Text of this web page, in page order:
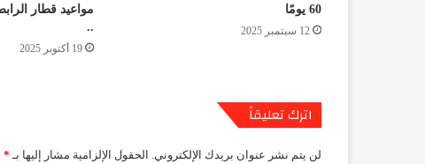
60 يومًا
12 سبتمبر 2025
مواعيد قطار
..
19 أكتوبر 2025
اترك تعليقاً
لن يتم نشر عنوان بريدك الإلكتروني. الحقول الإلزامية مشار إليها بـ *